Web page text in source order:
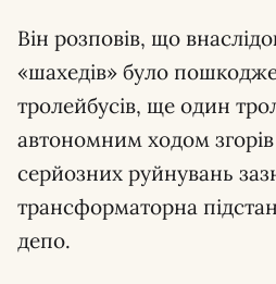
Він розповів, що
«шахедів» було
тролейбусів, ще один
автономним ходом
серйозних руйнувань
трансформаторна
депо.